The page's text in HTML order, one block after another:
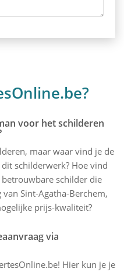
voor het schilderen
maar waar vind je de
schilderwerk? Hoe vind
schilder die
Sint-Agatha-Berchem,
prijs-kwaliteit?
via
Hier kun je je